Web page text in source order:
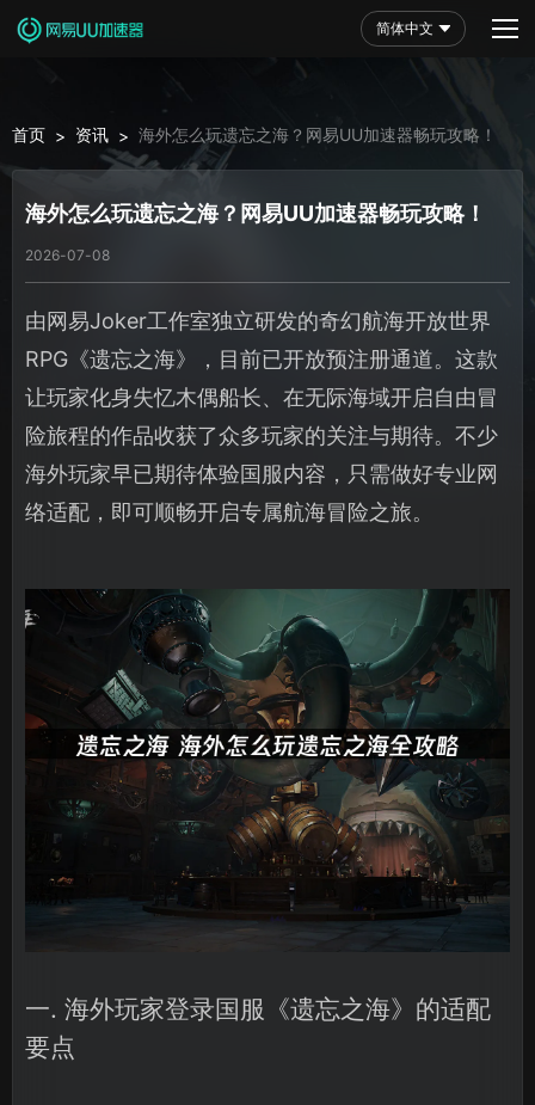
简体中文
首页 > 资讯 > 海外怎么玩遗忘之海？网易UU加速器畅玩攻略！
海外怎么玩遗忘之海？网易UU加速器畅玩攻略！
2026-07-08
由网易Joker工作室独立研发的奇幻航海开放世界
RPG《遗忘之海》，目前已开放预注册通道。这款
让玩家化身失忆木偶船长、在无际海域开启自由冒
险旅程的作品收获了众多玩家的关注与期待。不少
海外玩家早已期待体验国服内容，只需做好专业网
络适配，即可顺畅开启专属航海冒险之旅。
一. 海外玩家登录国服《遗忘之海》的适配
要点